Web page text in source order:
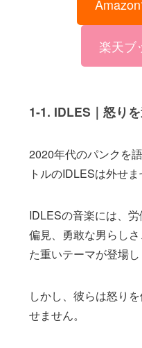
楽天ブ
1-1. IDLES｜怒り
2020年代のパンクを
トルのIDLESは外せま
IDLESの音楽には、
偏見、勇敢な男らし
た重いテーマが登場し
しかし、彼らは怒り
せません。